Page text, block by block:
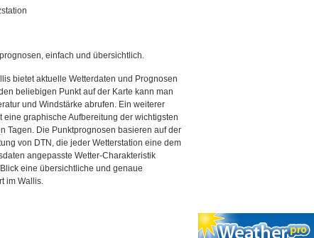
einfach und übersichtlich.
bietet aktuelle Wetterdaten und Prognosen
beliebigen Punkt auf der Karte kann man
und Windstärke abrufen. Ein weiterer
eine graphische Aufbereitung der wichtigsten
Tagen. Die Punktprognosen basieren auf der
von DTN, die jeder Wetterstation eine dem
angepasste Wetter-Charakteristik
eine übersichtliche und genaue
im Wallis.